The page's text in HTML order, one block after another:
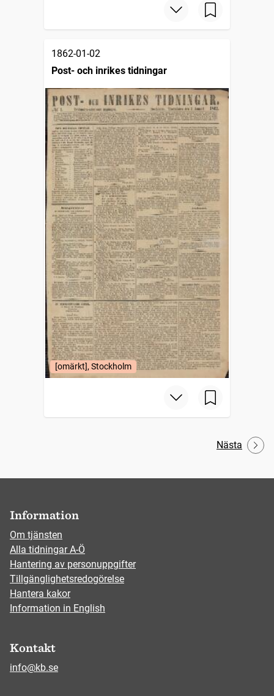
1862-01-02
Post- och inrikes tidningar
[omärkt], Stockholm
Nästa
Information
Om tjänsten
Alla tidningar A-Ö
Hantering av personuppgifter
Tillgänglighetsredogörelse
Hantera kakor
Information in English
Kontakt
info@kb.se